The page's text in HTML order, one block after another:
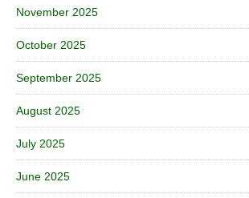
November 2025
October 2025
September 2025
August 2025
July 2025
June 2025